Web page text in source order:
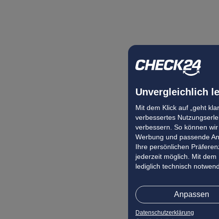
Unvergleichlich
Mit dem Klick auf „geht
verbessertes
verbessern. So können
Werbung und passende
Ihre persönlichen
jederzeit möglich. Mit dem
lediglich technisch
Anpassen
Datenschutzerklärung